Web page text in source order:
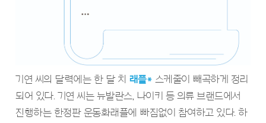
기연 씨의 달력에는 한 달 치 래플* 스케줄이 빼곡하게 정리
되어 있다. 기연 씨는 뉴발란스, 나이키 등 의류 브랜드에서
진행하는 한정판 운동화래플에 빠짐없이 참여하고 있다. 하